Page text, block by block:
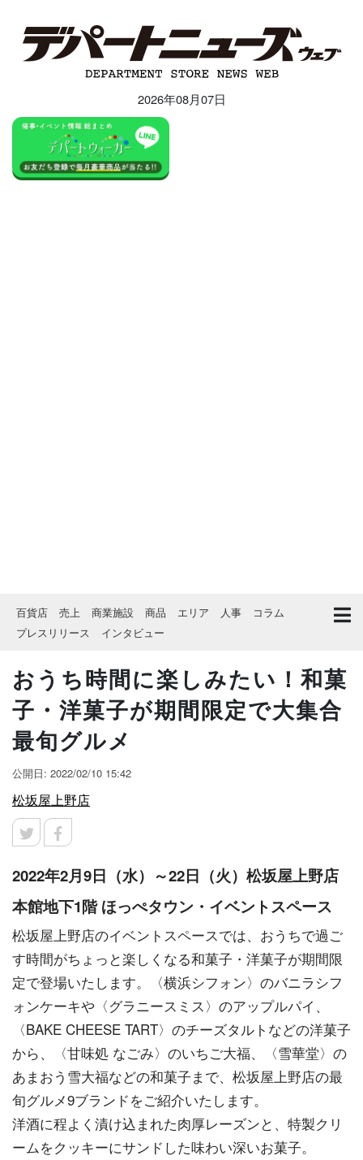
2026年08月07日
百貨店 売上 商業施設 商品 エリア 人事
コラム
プレスリリース
インタビュー
おうち時間に楽しみたい！和菓
子・洋菓子が期間限定で大集合
最旬グルメ
公開日: 2022/02/10 15:42
松坂屋上野店
2022年2月9日（水）～22日（火）松坂屋上野店
本館地下1階 ほっぺタウン・イベントスペース
松坂屋上野店のイベントスペースでは、おうちで過ご
す時間がちょっと楽しくなる和菓子・洋菓子が期間限
定で登場いたします。〈横浜シフォン〉のバニラシフ
ォンケーキや〈グラニースミス〉のアップルパイ、
〈BAKE CHEESE TART〉のチーズタルトなどの洋菓子
から、〈甘味処 なごみ〉のいちご大福、〈雪華堂〉の
あまおう雪大福などの和菓子まで、松坂屋上野店の最
旬グルメ9ブランドをご紹介いたします。
洋酒に程よく漬け込まれた肉厚レーズンと、特製クリ
ームをクッキーにサンドした味わい深いお菓子。